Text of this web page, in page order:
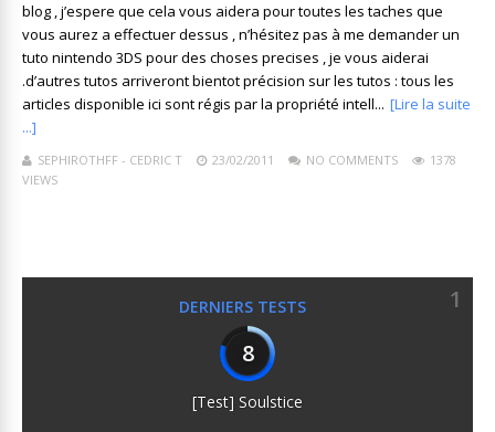
blog , j’espere que cela vous aidera pour toutes les taches que
vous aurez a effectuer dessus , n’hésitez pas à me demander un
tuto nintendo 3DS pour des choses precises , je vous aiderai
.d’autres tutos arriveront bientot précision sur les tutos : tous les
articles disponible ici sont régis par la propriété intell... [Lire la suite
...]
SEPHIROTHFF - CEDRIC T 23/02/2011 NO COMMENTS
1378
VIEWS
DERNIERS TESTS
1
8
[Test] Soulstice